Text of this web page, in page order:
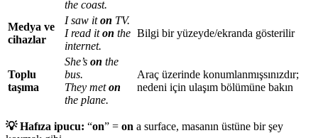
the coast.
Medya ve
cihazlar
I saw iton TV.
I read iton the
internet.
Bilgi bir yüzeyde/ekranda gösterilir
Toplu
taşıma
She’s on the
bus.
They meton
the plane.
Araç üzerinde konumlanmışsınızdır;
nedeni için ulaşım bölümüne bakın
💡 Hafıza ipucu: “on” = on a surface, masanın üstüne bir şey